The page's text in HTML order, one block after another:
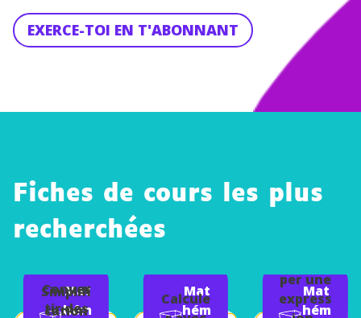
EXERCE-TOI EN T'ABONNANT
Fiches de cours les plus
recherchées
Mat
hém
Conver
tir des
Simplifi
cation
Mat
hém
Calcule
Mat
hém
per une
express